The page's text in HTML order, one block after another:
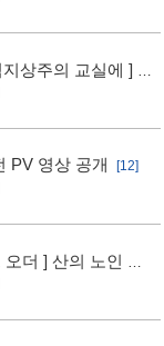
상주의 교실에 ] 블
PV 영상 공개 [12]
더 ] 산의 노인 신